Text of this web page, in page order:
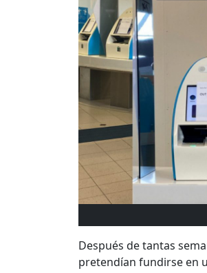
Después de tantas
pretendían fundirse en